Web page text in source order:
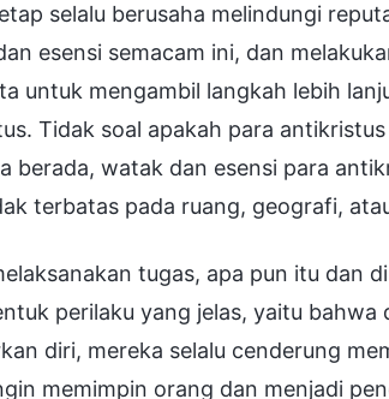
selalu berusaha melindungi
esensi semacam ini, dan
untuk mengambil langkah lebih
Tidak soal apakah para
berada, watak dan esensi para
terbatas pada ruang, geografi,
tugas, apa pun itu dan
perilaku yang jelas, yaitu bahwa
diri, mereka selalu cenderung
memimpin orang dan menjadi